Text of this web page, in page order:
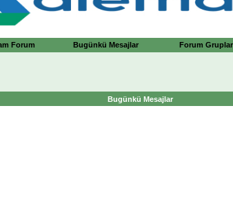
Forum Bugünkü Mesajlar Forum
Bugünkü Mesajlar